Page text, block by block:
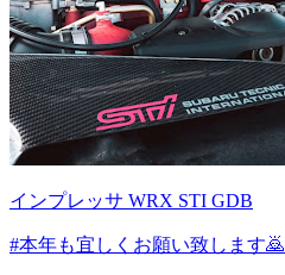
インプレッサ WRX STI GDB
#本年も宜しくお願い致します🙇